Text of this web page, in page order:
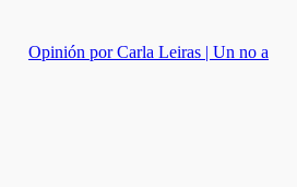
Opinión por Carla Leiras | Un no a